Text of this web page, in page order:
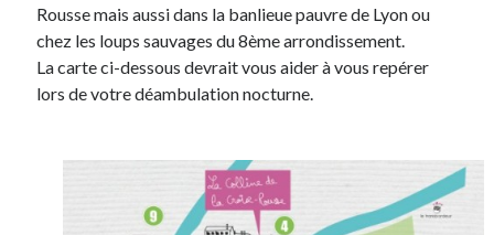
Rousse mais aussi dans la banlieue pauvre de Lyon ou
chez les loups sauvages du 8ème arrondissement.
La carte ci-dessous devrait vous aider à vous repérer
lors de votre déambulation nocturne.